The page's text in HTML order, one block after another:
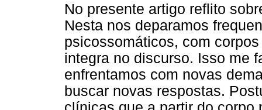
No presente artigo reflito
Nesta nos deparamos
psicossomáticos, com
integra no discurso. Isso me
enfrentamos com novas
buscar novas respostas.